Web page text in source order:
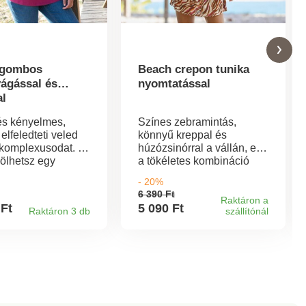
és
kényelmes,
veled
Te
egy
Elöl
Raktáron 3 db
Beach crepon tunika
nyomtatással
Színes zebramintás,
könnyű kreppal és
húzózsinórral a vállán, ez
a tökéletes kombináció
számára. A szellős krepon
kényelmes viselet. Mély V-
nyakkivágás. Ejtett vállak
- 20%
6 390 Ft
5 090 Ft
Raktáron a
szállítónál